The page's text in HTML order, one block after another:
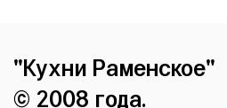
"Кухни Раменское"
© 2008 года.